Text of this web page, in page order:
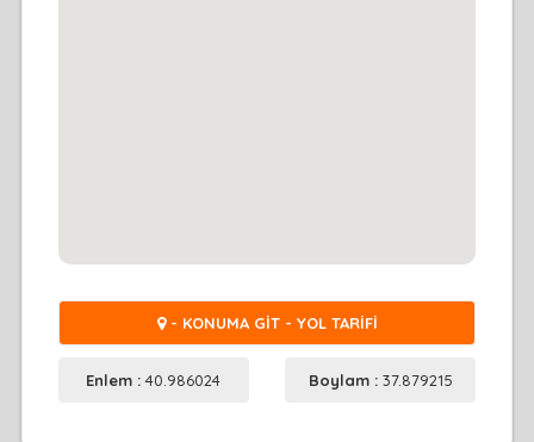
- KONUMA GİT - YOL TARİFİ
Enlem :40.986024 Boylam : 37.879215